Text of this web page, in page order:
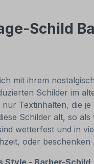
Schild
mit ihrem
Schilder im
Textinhalten, die
Schilder alt, so
wetterfest und in
oder